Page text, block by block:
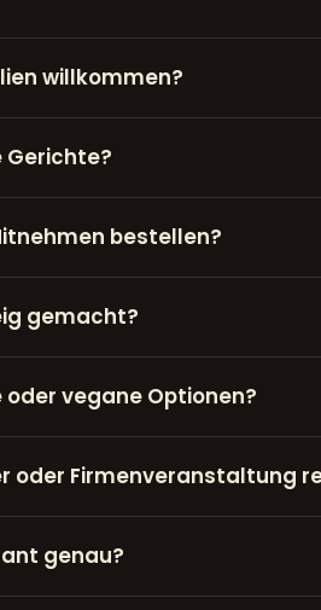
willkommen?
bestellen?
gemacht?
vegane Optionen?
oder Firmenveranstaltung
genau?